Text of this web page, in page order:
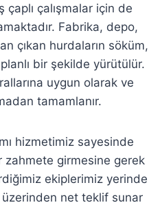
çaplı çalışmalar için de
Fabrika, depo,
çıkan hurdaların söküm,
bir şekilde yürütülür.
uygun olarak ve
tamamlanır.
hizmetimiz sayesinde
girmesine gerek
ekiplerimiz yerinde
net teklif sunar